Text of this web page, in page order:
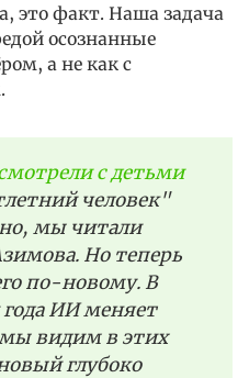
это факт. Наша задача
осознанные
а не как с
с детьми
человек"
мы читали
Но теперь
по-новому. В
ИИ меняет
мы видим в этих
глубоко